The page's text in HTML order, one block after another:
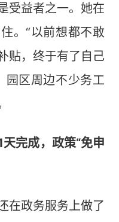
益者之一。她在
。“以前想都不敢
贴，终于有了自己
园区周边不少务工
完成，政策“免申
政务服务上做了